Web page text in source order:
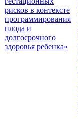
рисков в контексте
программирования
плода и
долгосрочного
здоровья ребенка»